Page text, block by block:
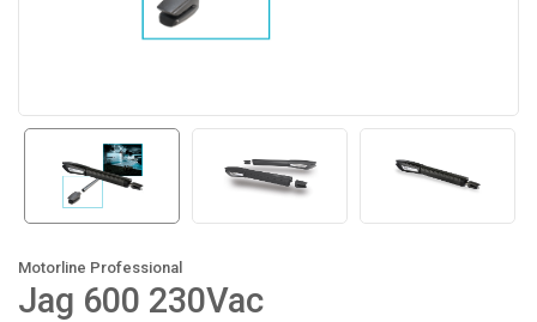
Motorline Professional
Jag 600 230Vac